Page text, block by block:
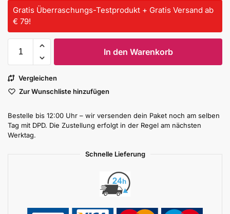
Gratis Überraschungs-Testprodukt + Gratis Versand ab
€ 79!
In den Warenkorb
Vergleichen
Zur Wunschliste hinzufügen
Bestelle bis 12:00 Uhr – wir versenden dein Paket noch am selben
Tag mit DPD. Die Zustellung erfolgt in der Regel am nächsten
Werktag.
Schnelle Lieferung